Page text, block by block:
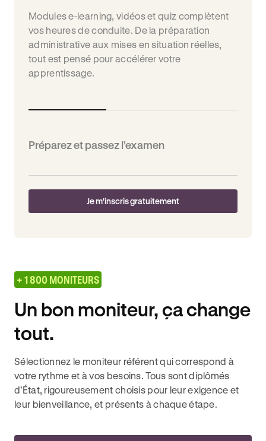
Modules e-learning, vidéos et quiz complètent
vos heures de conduite. De la préparation
administrative aux mises en situation réelles,
tout est pensé pour accélérer votre
apprentissage.
Préparez et passez l’examen
Je m'inscris gratuitement
+ 1 800 MONITEURS
Un bon moniteur, ça change
tout.
Sélectionnez le moniteur référent qui correspond à
votre rythme et à vos besoins. Tous sont diplômés
d’État, rigoureusement choisis pour leur exigence et
leur bienveillance, et présents à chaque étape.